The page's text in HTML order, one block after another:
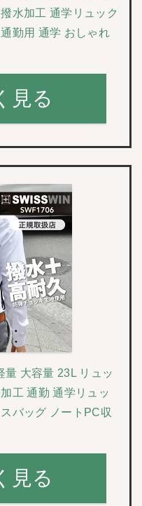
水加工 通学リュック
勤用 通学 おしゃれ
見る
大容量 23L リュッ
工 通勤 通学リュッ
バッグ ノートPC収
見る